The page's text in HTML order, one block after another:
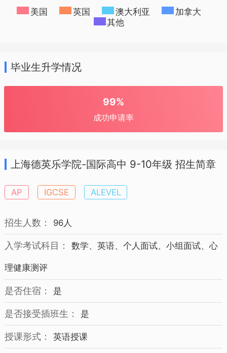
美国 英国 澳大利亚
加拿大
其他
毕业生升学情况
99%
成功申请率
上海德英乐学院-国际高中 9-10年级 招生简章
AP IGCSE ALEVEL
招生人数： 96人
入学考试科目： 数学、英语、个人面试、小组面试、心
理健康测评
是否住宿： 是
是否接受插班生： 是
授课形式： 英语授课